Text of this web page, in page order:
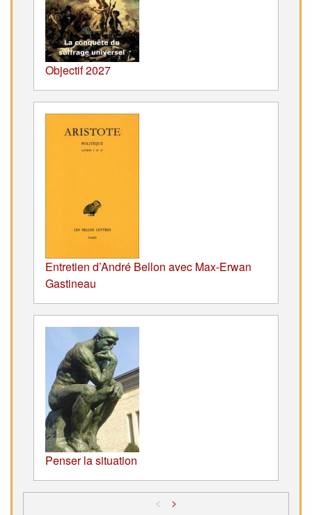
Objectif 2027
Entretien d’André Bellon avec Max-Erwan
Gastineau
Penser la situation
< >